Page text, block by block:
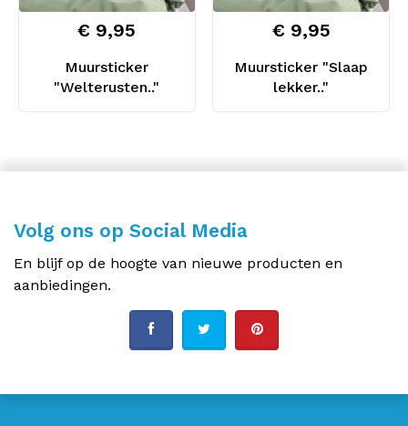
Muursticker
"Welterusten.."
€ 9,95
Muursticker "Slaap
lekker.."
€ 9,95
Volg ons op Social Media
En blijf op de hoogte van nieuwe producten en
aanbiedingen.